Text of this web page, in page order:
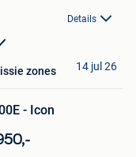
Details
zones 14 jul 26
- Icon